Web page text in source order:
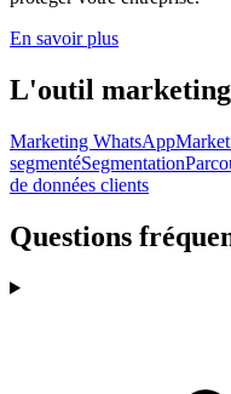
En savoir plus
L'outil
Marketing WhatsApp
segmentéSegmentation
de données clients
Questions